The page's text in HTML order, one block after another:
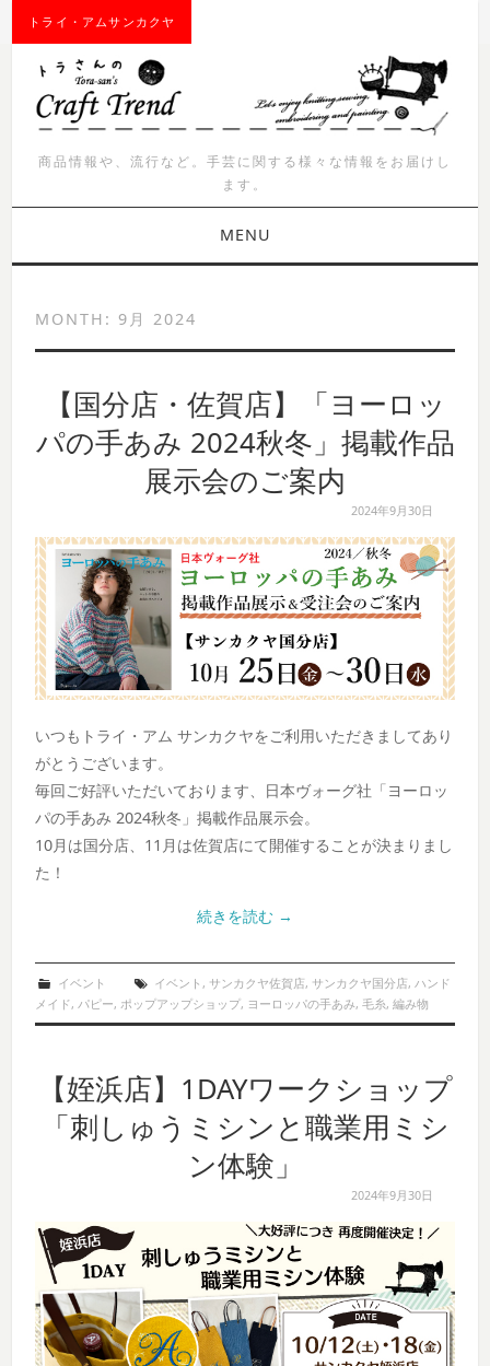
トライ・アムサンカクヤ
商品情報や、流行など。手芸に関する様々な情報をお届けし
ます。
MENU
商品紹介
イベント
ワークショップ
MONTH: 9月 2024
【国分店・佐賀店】「ヨーロッ
パの手あみ 2024秋冬」掲載作品
展示会のご案内
2024年9月30日
いつもトライ・アム サンカクヤをご利用いただきましてあり
がとうございます。
毎回ご好評いただいております、日本ヴォーグ社「ヨーロッ
パの手あみ 2024秋冬」掲載作品展示会。
10月は国分店、11月は佐賀店にて開催することが決まりまし
た！
続きを読む →
イベント イベント , サンカクヤ佐賀店, サンカクヤ国分店,ハンド
メイド,パピー,ポップアップショップ, ヨーロッパの手あみ,毛糸,編み物
【姪浜店】1DAYワークショップ
「刺しゅうミシンと職業用ミシ
ン体験」
2024年9月30日